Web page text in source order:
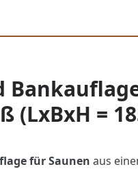
(LxBxH =
für Saunen aus